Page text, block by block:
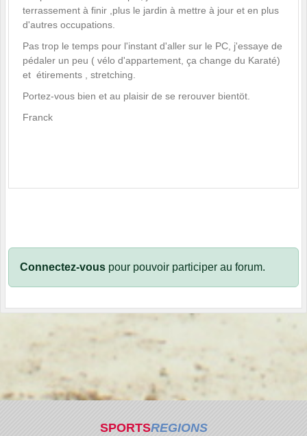
terrassement à finir ,plus le jardin à mettre à jour et en plus
d'autres occupations.
Pas trop le temps pour l'instant d'aller sur le PC, j'essaye de
pédaler un peu ( vélo d'appartement, ça change du Karaté)
et étirements , stretching.
Portez-vous bien et au plaisir de se rerouver bientöt.
Franck
Connectez-vous pour pouvoir participer au forum.
SPORTSREGIONS